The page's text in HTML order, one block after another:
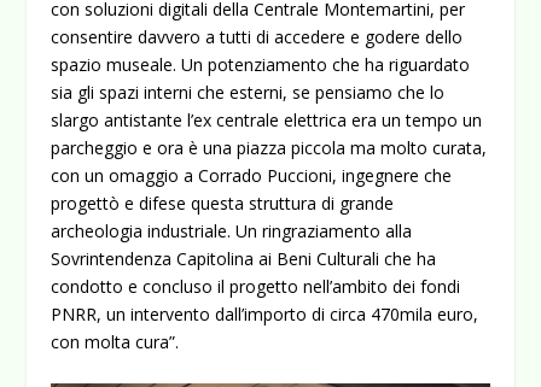
con soluzioni digitali della Centrale Montemartini, per
consentire davvero a tutti di accedere e godere dello
spazio museale. Un potenziamento che ha riguardato
sia gli spazi interni che esterni, se pensiamo che lo
slargo antistante l’ex centrale elettrica era un tempo un
parcheggio e ora è una piazza piccola ma molto curata,
con un omaggio a Corrado Puccioni, ingegnere che
progettò e difese questa struttura di grande
archeologia industriale. Un ringraziamento alla
Sovrintendenza Capitolina ai Beni Culturali che ha
condotto e concluso il progetto nell’ambito dei fondi
PNRR, un intervento dall’importo di circa 470mila euro,
con molta cura”.